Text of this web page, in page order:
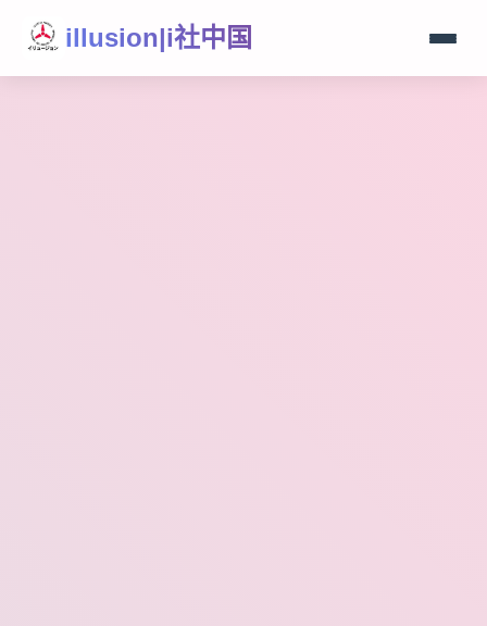
illusion|i社中国